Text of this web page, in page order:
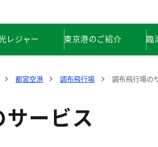
レジャー 東京港のご紹介 臨
都営空港 調布飛行場 調布飛行場の
ービス